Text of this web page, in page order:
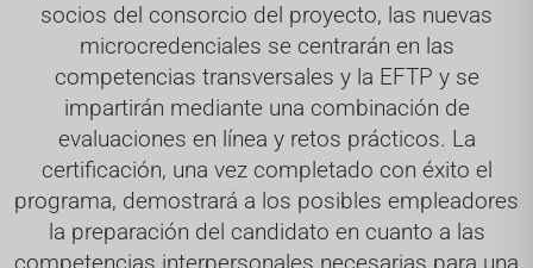
socios del consorcio del proyecto, las nuevas
microcredenciales se centrarán en las
competencias transversales y la EFTP y se
impartirán mediante una combinación de
evaluaciones en línea y retos prácticos. La
certificación, una vez completado con éxito el
programa, demostrará a los posibles empleadores
la preparación del candidato en cuanto a las